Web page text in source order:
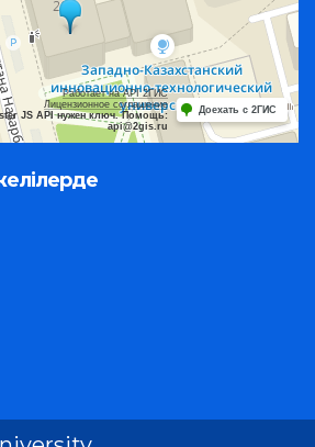
Работает на API 2ГИС
Лицензионное соглашение
JS API нужен ключ. Помощь:
api@2gis.ru
Доехать с 2ГИС